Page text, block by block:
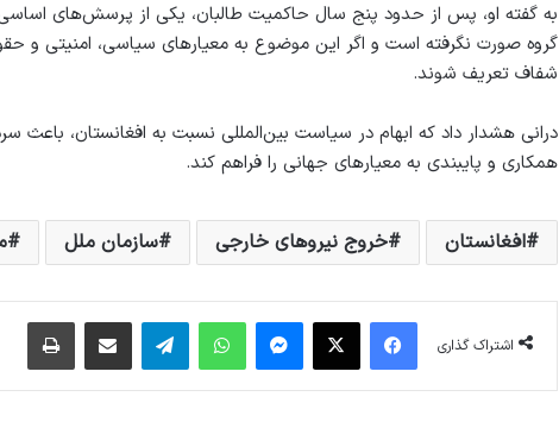
به گفته او، پس از حدود پنج سال حاکمیت طالبان، یکی از پرسش‌های
گروه صورت نگرفته است و اگر این موضوع به معیارهای سیاسی، امنیتی و
شفاف تعریف شوند.
درانی هشدار داد که ابهام در سیاست بین‌المللی نسبت به افغانستان،
همکاری و پایبندی به معیارهای جهانی را فراهم کند.
افغانستان خروج نیروهای خارجی سازمان ملل
اشتراک گذاری
فیس بوک X پیام رسان واتس آپ تلگرام اشتراک گذاری از طریق ایمیل چاپ